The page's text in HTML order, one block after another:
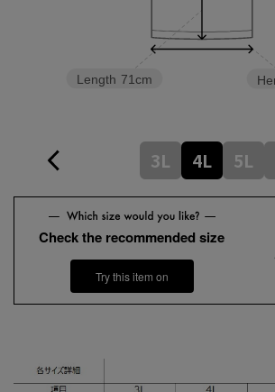
Length 71cm
3L 4L 5L
Check the recommended size
Try this item on